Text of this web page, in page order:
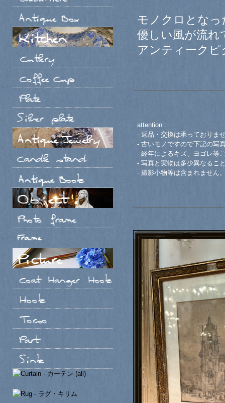
モノクロとなっ
優しい風が流れ
アンティーク
attention :
- 返品・交換は承っておりま
- 古いモノですので下記の写
- 経年によるキズ、ヨゴレ等
- 写真と実物は多少異なるこ
- 撮影小物等は含まれません